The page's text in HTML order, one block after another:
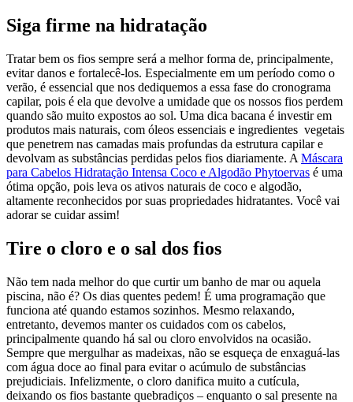
Siga firme na hidratação
Tratar bem os fios sempre será a melhor forma de, principalmente,
evitar danos e fortalecê-los. Especialmente em um período como o
verão, é essencial que nos dediquemos a essa fase do cronograma
capilar, pois é ela que devolve a umidade que os nossos fios perdem
quando são muito expostos ao sol. Uma dica bacana é investir em
produtos mais naturais, com óleos essenciais e ingredientes vegetais
que penetrem nas camadas mais profundas da estrutura capilar e
devolvam as substâncias perdidas pelos fios diariamente. A Máscara
para Cabelos Hidratação Intensa Coco e Algodão Phytoervas é uma
ótima opção, pois leva os ativos naturais de coco e algodão,
altamente reconhecidos por suas propriedades hidratantes. Você vai
adorar se cuidar assim!
Tire o cloro e o sal dos fios
Não tem nada melhor do que curtir um banho de mar ou aquela
piscina, não é? Os dias quentes pedem! É uma programação que
funciona até quando estamos sozinhos. Mesmo relaxando,
entretanto, devemos manter os cuidados com os cabelos,
principalmente quando há sal ou cloro envolvidos na ocasião.
Sempre que mergulhar as madeixas, não se esqueça de enxaguá-las
com água doce ao final para evitar o acúmulo de substâncias
prejudiciais. Infelizmente, o cloro danifica muito a cutícula,
deixando os fios bastante quebradiços – enquanto o sal presente na